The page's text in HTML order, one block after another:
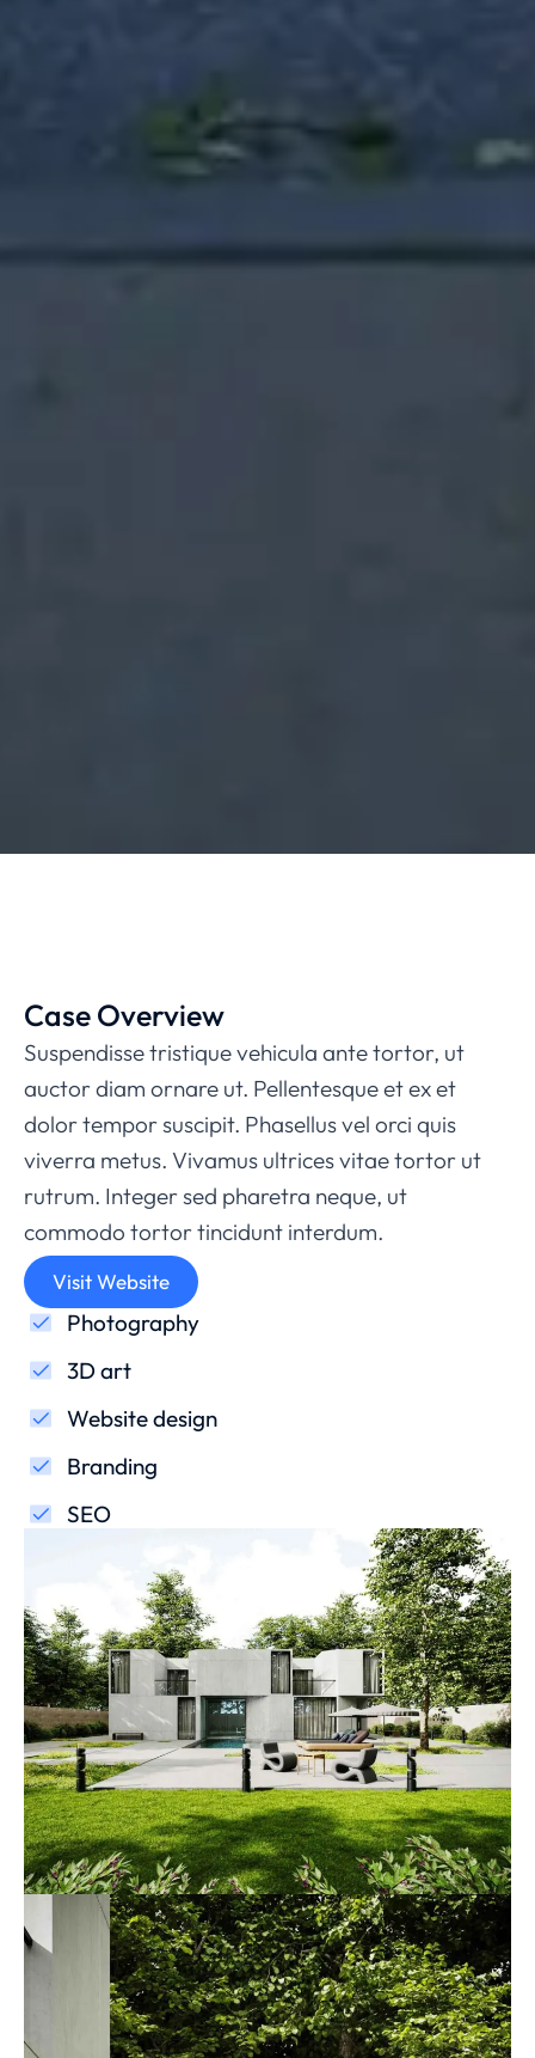
Case Overview
Suspendisse tristique vehicula ante tortor, ut
auctor diam ornare ut. Pellentesque et ex et
dolor tempor suscipit. Phasellus vel orci quis
viverra metus. Vivamus ultrices vitae tortor ut
rutrum. Integer sed pharetra neque, ut
commodo tortor tincidunt interdum.
Visit Website
Photography
3D art
Website design
Branding
SEO